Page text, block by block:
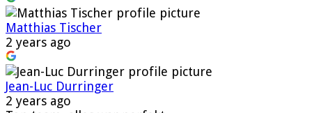
Matthias Tischer
2 years ago
Jean-Luc Durringer
2 years ago